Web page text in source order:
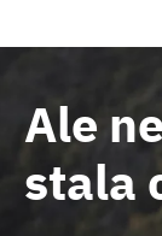
Ale
stala